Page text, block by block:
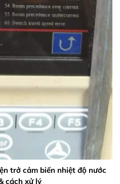
trở cảm biến nhiệt độ nước
cách xử lý